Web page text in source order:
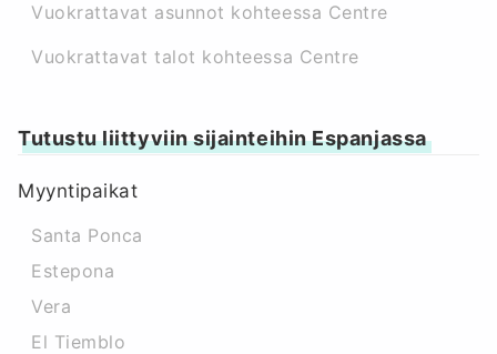
Vuokrattavat asunnot kohteessa Centre
Vuokrattavat talot kohteessa Centre
Tutustu liittyviin sijainteihin Espanjassa
Myyntipaikat
Santa Ponca
Estepona
Vera
El Tiemblo